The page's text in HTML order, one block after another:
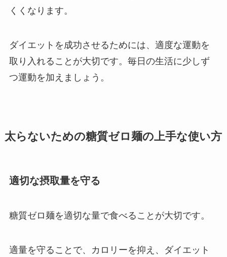
くくなります。
ダイエットを成功させるためには、適度な運動を
取り入れることが大切です。毎日の生活に少しず
つ運動を加えましょう。
太らないための糖質ゼロ麺の上手な使い方
適切な摂取量を守る
糖質ゼロ麺を適切な量で食べることが大切です。
適量を守ることで、カロリーを抑え、ダイエット